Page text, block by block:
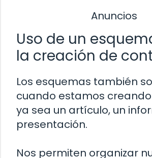
Anuncios
Uso de un
la creación de
Los esquemas también
cuando estamos
ya sea un artículo, un
presentación.
Nos permiten organizar